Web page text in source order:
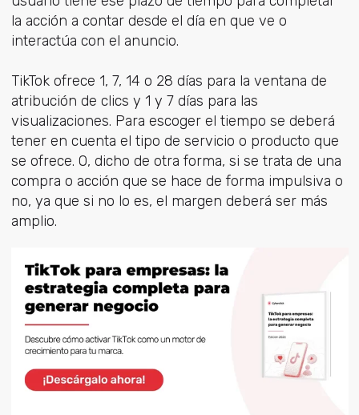
la acción a contar desde el día en que ve o
interactúa con el anuncio.
TikTok ofrece 1, 7, 14 o 28 días para la ventana de
atribución de clics y 1 y 7 días para las
visualizaciones. Para escoger el tiempo se deberá
tener en cuenta el tipo de servicio o producto que
se ofrece. O, dicho de otra forma, si se trata de una
compra o acción que se hace de forma impulsiva o
no, ya que si no lo es, el margen deberá ser más
amplio.